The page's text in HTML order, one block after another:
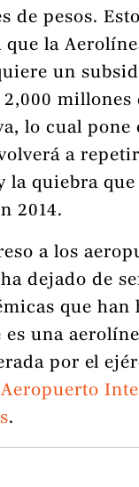
de pesos.
que la
un
millones
lo cual pone
a
la quiebra
2014.
a los
dejado de
que han
es una
por el
Aeropuerto
.